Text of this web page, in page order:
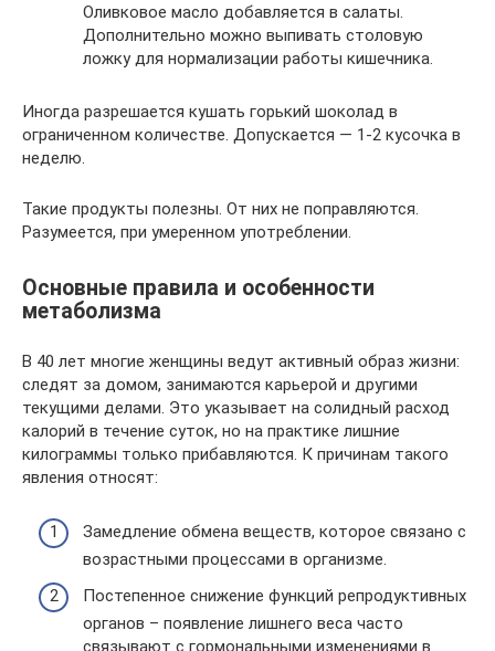
Оливковое масло добавляется в салаты.
Дополнительно можно выпивать столовую
ложку для нормализации работы кишечника.
Иногда разрешается кушать горький шоколад в
ограниченном количестве. Допускается — 1-2 кусочка в
неделю.
Такие продукты полезны. От них не поправляются.
Разумеется, при умеренном употреблении.
Основные правила и особенности
метаболизма
В 40 лет многие женщины ведут активный образ жизни:
следят за домом, занимаются карьерой и другими
текущими делами. Это указывает на солидный расход
калорий в течение суток, но на практике лишние
килограммы только прибавляются. К причинам такого
явления относят:
Замедление обмена веществ, которое связано с
возрастными процессами в организме.
Постепенное снижение функций репродуктивных
органов – появление лишнего веса часто
связывают с гормональными изменениями в